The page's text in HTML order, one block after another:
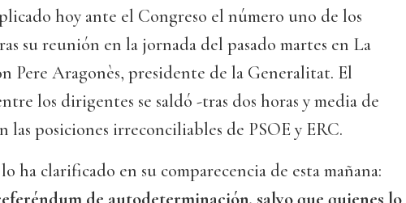
hoy ante el Congreso el número uno de los
su reunión en la jornada del pasado martes en La
Pere Aragonès, presidente de la Generalitat. El
los dirigentes se saldó -tras dos horas y media de
las posiciones irreconciliables de PSOE y ERC.
ha clarificado en su comparecencia de esta mañana: